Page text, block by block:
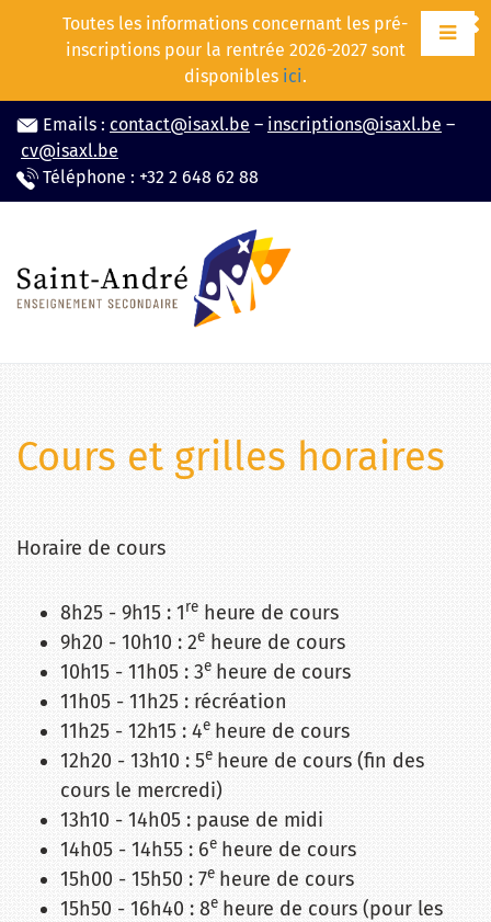
Toutes les informations concernant les pré-
inscriptions pour la rentrée 2026-2027 sont
disponibles ici.
Emails : contact@isaxl.be – inscriptions@isaxl.be –
cv@isaxl.be
Téléphone : +32 2 648 62 88
Cours et grilles horaires
Horaire de cours
8h25 - 9h15 : 1re heure de cours
9h20 - 10h10 : 2e heure de cours
10h15 - 11h05 : 3e heure de cours
11h05 - 11h25 : récréation
11h25 - 12h15 : 4e heure de cours
12h20 - 13h10 : 5e heure de cours (fin des
cours le mercredi)
13h10 - 14h05 : pause de midi
14h05 - 14h55 : 6e heure de cours
15h00 - 15h50 : 7e heure de cours
15h50 - 16h40 : 8e heure de cours (pour les